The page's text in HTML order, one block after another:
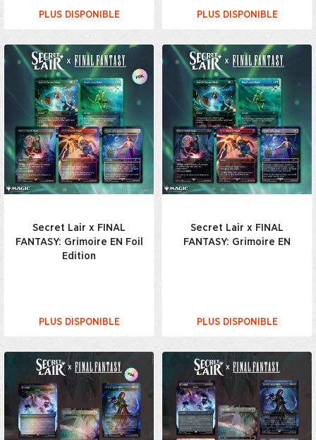
PLUS DISPONIBLE PLUS DISPONIBLE
Secret Lair x FINAL
FANTASY: Grimoire EN Foil
Edition
PLUS DISPONIBLE
Secret Lair x FINAL
FANTASY: Grimoire EN
PLUS DISPONIBLE